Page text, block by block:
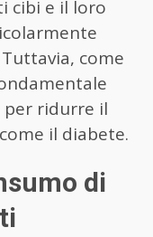
cibi e il loro
come
per ridurre il
il diabete.
di